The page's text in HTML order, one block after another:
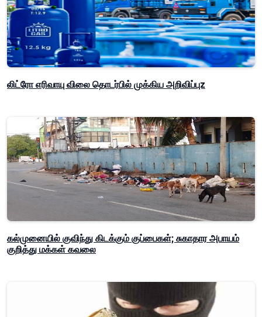
லிட்ரோ எரிவாயு விலை தொடர்பில் முக்கிய அறிவிப்புz
கல்முனையில் குவிந்து கிடக்கும் குப்பைகள்; சுகாதார அபாயம்
குறித்து மக்கள் கவலை